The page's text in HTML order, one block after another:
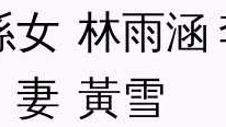
女 林雨
黃雪